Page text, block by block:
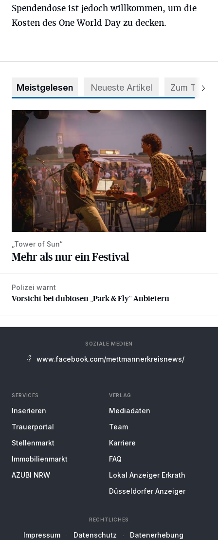
Spendendose ist jedoch willkommen, um die
Kosten des One World Day zu decken.
Meistgelesen Neueste Artikel Zum Thema
Mehr als nur ein Festival
„Tower of Sun“
Mehr als nur ein Festival
Vorsicht bei dubiosen „Park & Fly“-Anbietern
Polizei warnt
Vorsicht bei dubiosen „Park & Fly“-Anbietern
SOZIALE MEDIEN
www.facebook.com/mettmannerkreisnews/
SERVICES
Inserieren
Trauerportal
Stellenmarkt
Immobilienmarkt
AZUBI NRW
VERLAG
Mediadaten
Team
Karriere
FAQ
Lokal Anzeiger Erkrath
Düsseldorfer Anzeiger
RECHTLICHES
Impressum Datenschutz Datenerhebung